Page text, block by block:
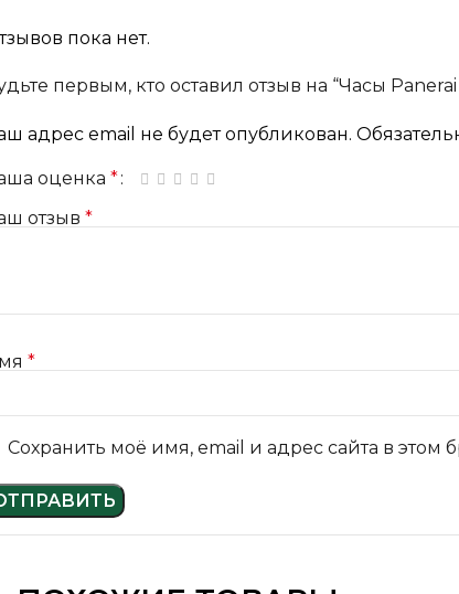
пока нет.
первым, кто оставил отзыв на “Часы
адрес email не будет опубликован.
оценка * 1 из 5 звёзд
2 из 5 звёзд
3 из 5 звёзд
4 из 5 звёзд
отзыв *
*
Сохранить моё имя, email и адрес сайта в